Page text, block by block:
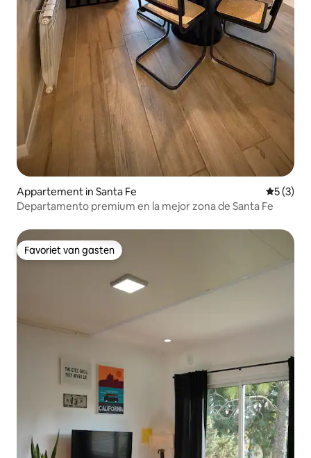
Appartement in Santa Fe
5 (3)
Departamento premium en la mejor zona de Santa Fe
Favoriet van gasten
Favoriet van gasten